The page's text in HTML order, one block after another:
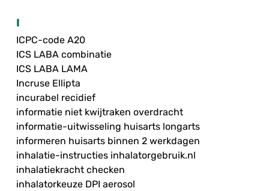
I
ICPC-code A20
ICS LABA combinatie
ICS LABA LAMA
Incruse Ellipta
incurabel recidief
informatie niet kwijtraken overdracht
informatie-uitwisseling huisarts longarts
informeren huisarts binnen 2 werkdagen
inhalatie-instructies inhalatorgebruik.nl
inhalatiekracht checken
inhalatorkeuze DPI aerosol